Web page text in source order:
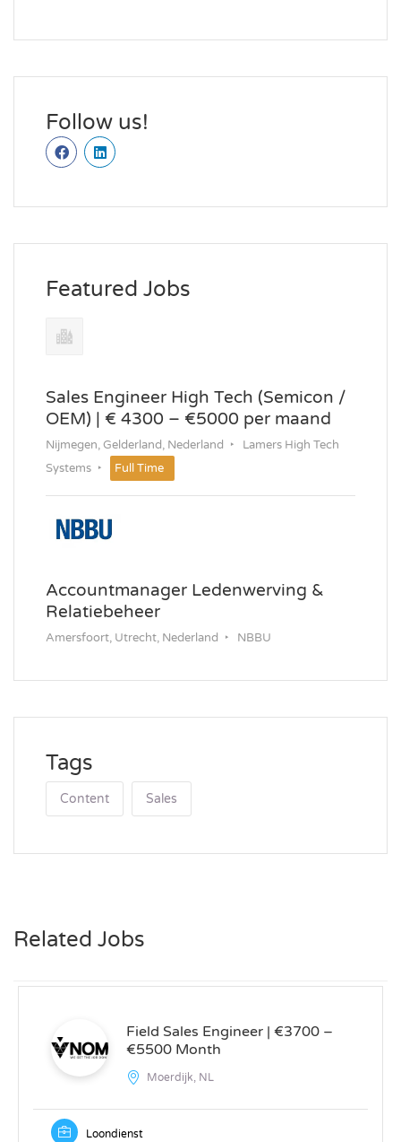
Follow us!
Featured Jobs
Sales Engineer High Tech (Semicon /
OEM) | € 4300 – €5000 per maand
Nijmegen, Gelderland, Nederland
Lamers High Tech
Systems
Full Time
Accountmanager Ledenwerving &
Relatiebeheer
Amersfoort, Utrecht, Nederland NBBU
Tags
Content Sales
Related Jobs
Field Sales Engineer | €3700 –
€5500 Month
Moerdijk, NL
Loondienst